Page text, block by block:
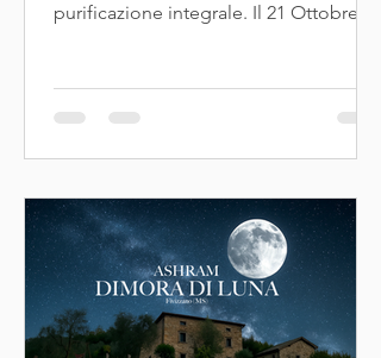
purificazione integrale. Il 21 Ottobre